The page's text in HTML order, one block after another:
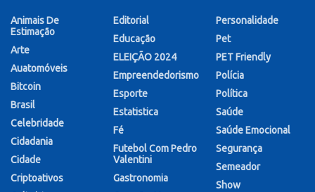
Animais De
Estimação
Arte
Auatomóveis
Bitcoin
Brasil
Celebridade
Cidadania
Cidade
Criptoativos
Editorial
Educação
ELEIÇÃO 2024
Empreendedorismo
Esporte
Estatistica
Fé
Futebol Com Pedro
Valentini
Gastronomia
Personalidade
Pet
PET Friendly
Polícia
Política
Saúde
Saúde Emocional
Segurança
Semeador
Show